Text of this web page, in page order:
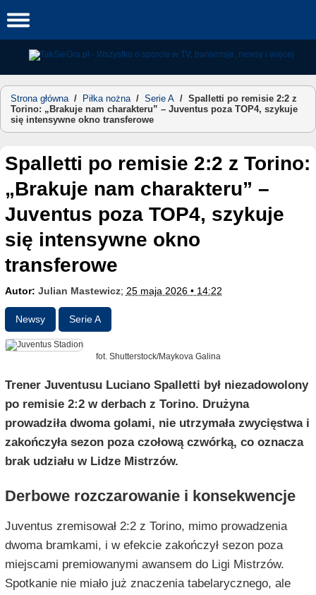
to
Strona główna/ Piłka nożna/ Serie A / Spalletti po remisie 2:2 z
Torino: „Brakuje nam charakteru” – Juventus poza TOP4, szykuje
się intensywne okno transferowe
Spalletti po remisie 2:2 z Torino:
„Brakuje nam charakteru” –
Juventus poza TOP4, szykuje
się intensywne okno
transferowe
Autor: Julian Mastewicz; 25 maja 2026 • 14:22
Newsy Serie A
fot. Shutterstock/Maykova Galina
Trener Juventusu Luciano Spalletti był niezadowolony
po remisie 2:2 w derbach z Torino. Drużyna
prowadziła dwoma golami, nie utrzymała zwycięstwa i
zakończyła sezon poza czołową czwórką, co oznacza
brak udziału w Lidze Mistrzów.
Derbowe rozczarowanie i konsekwencje
Juventus zremisował 2:2 z Torino, mimo prowadzenia
dwoma bramkami, i w efekcie zakończył sezon poza
miejscami premiowanymi awansem do Ligi Mistrzów.
Spotkanie nie miało już znaczenia tabelarycznego, ale